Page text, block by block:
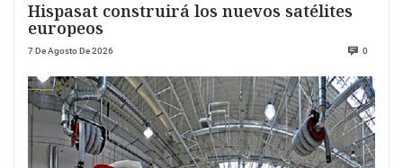
Hispasat construirá los nuevos satélites
europeos
7 De Agosto De 2026 0